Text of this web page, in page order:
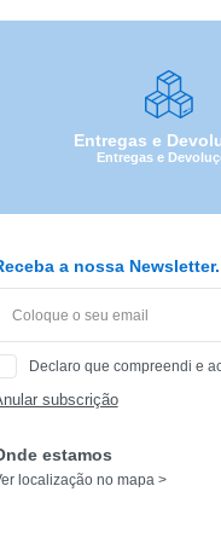
Entregas e
Entregas e
a nossa
Declaro que compreendi e
subscrição
estamos
localização no mapa >